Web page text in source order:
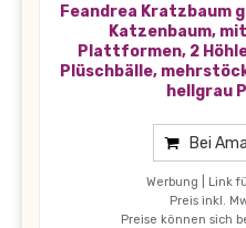
Feandrea Kratzbaum
Katzenbaum,
Plattformen, 2
Plüschbälle,
hellgrau
Bei
Werbung | Link
Preis inkl.
Preise können sich